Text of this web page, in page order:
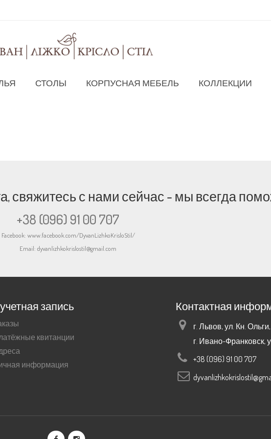
СТОЛЫ КОРПУСНАЯ МЕБЕЛЬ КОЛЛЕКЦИИ
свяжитесь с нами сейчас - мы всегда
+38 (096) 91 00 707
Facebook: www.facebook.com/DyvanLizhkoKrisloStil/
Email: dyvanlizhkokrislostil@gmail.com
запись
квитанции
информация
Контактная
г. Львов, ул. Кн.
г. Ивано-Франковск,
+38 (096) 91 00 707